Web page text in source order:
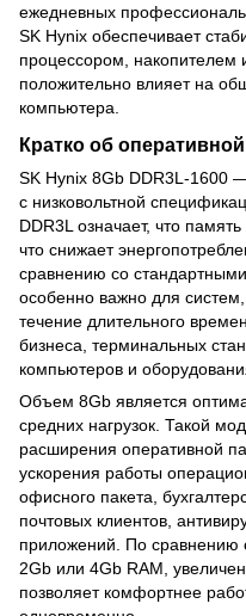
ежедневных
SK Hynix обеспечивает
процессором, накопителем
положительно влияет на
компьютера.
Кратко об
SK Hynix 8Gb DDR3L-1600
с низковольтной
DDR3L означает, что
что снижает
сравнению со
особенно важно для
течение длительного
бизнеса, терминальных
компьютеров и
Объем 8Gb является
средних нагрузок. Такой
расширения оперативной
ускорения работы
офисного пакета,
почтовых клиентов,
приложений. По сравнению
2Gb или 4Gb RAM,
позволяет комфортнее